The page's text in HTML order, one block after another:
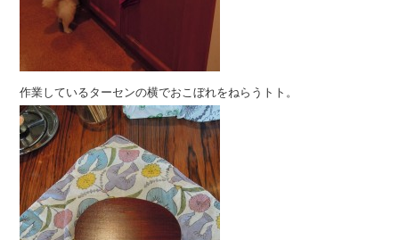
作業しているターセンの横でおこぼれをねらうトト。